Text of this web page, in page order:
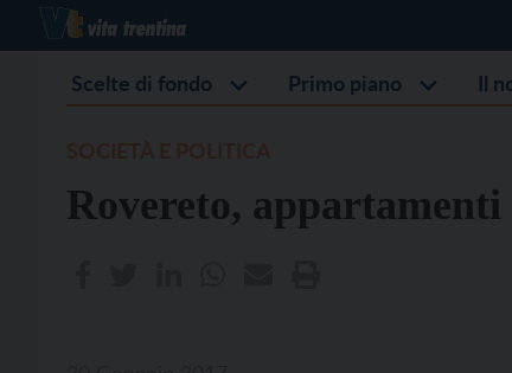
Scelte di fondo Primo piano Il
Rovereto, appartamenti